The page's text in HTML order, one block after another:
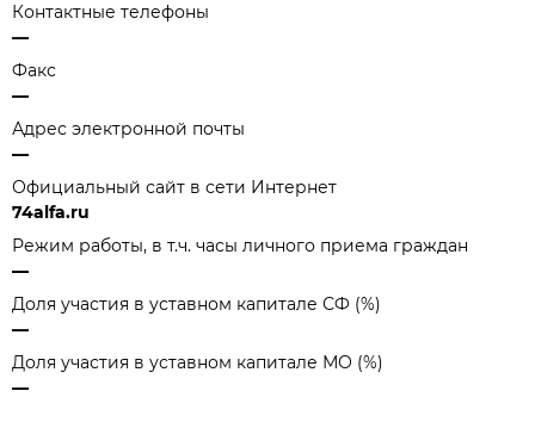
Контактные телефоны
—
Факс
—
Адрес электронной почты
—
Официальный сайт в сети Интернет
74alfa.ru
Режим работы, в т.ч. часы личного приема граждан
—
Доля участия в уставном капитале СФ (%)
—
Доля участия в уставном капитале МО (%)
—